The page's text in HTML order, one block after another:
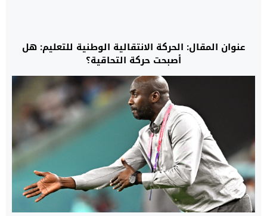
عنوان المقال: الحركة الانتقالية الوطنية للتعليم: هل
أصبحت حركة التحاقية؟